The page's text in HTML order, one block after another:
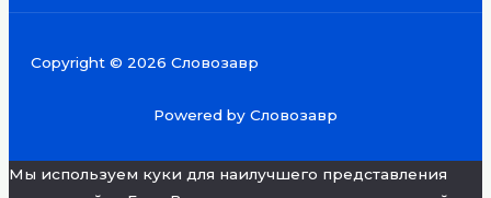
Copyright © 2026 Словозавр
Powered by Словозавр
Мы используем куки для наилучшего представления